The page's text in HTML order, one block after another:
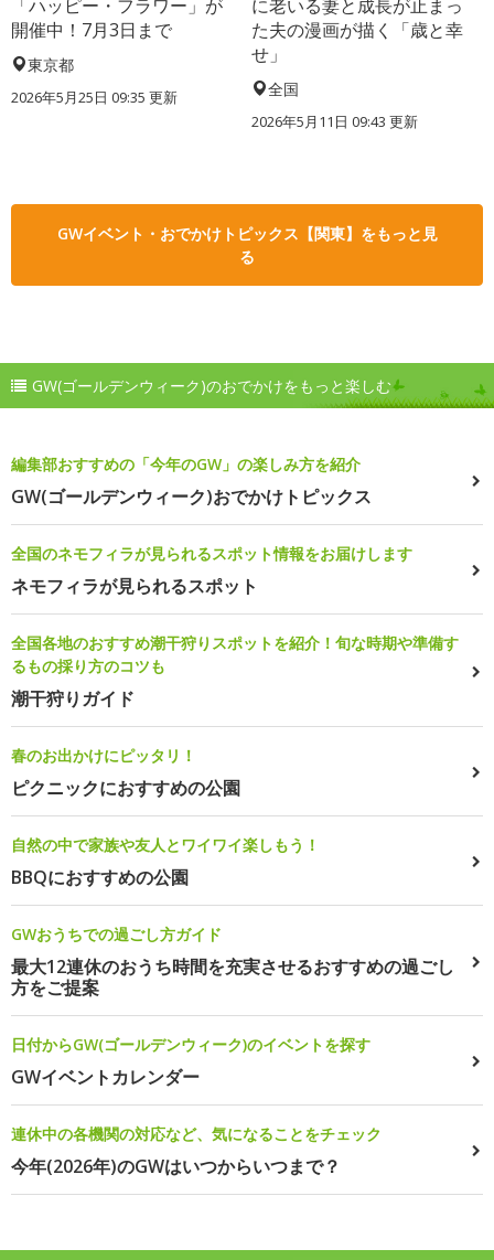
「ハッピー・フラワー」が
開催中！7月3日まで
東京都
2026年5月25日 09:35 更新
に老いる妻と成長が止まっ
た夫の漫画が描く「歳と幸
せ」
全国
2026年5月11日 09:43 更新
GWイベント・おでかけトピックス【関東】をもっと見
る
GW(ゴールデンウィーク)のおでかけをもっと楽しむ
編集部おすすめの「今年のGW」の楽しみ方を紹介
GW(ゴールデンウィーク)おでかけトピックス
全国のネモフィラが見られるスポット情報をお届けします
ネモフィラが見られるスポット
全国各地のおすすめ潮干狩りスポットを紹介！旬な時期や準備す
るもの採り方のコツも
潮干狩りガイド
春のお出かけにピッタリ！
ピクニックにおすすめの公園
自然の中で家族や友人とワイワイ楽しもう！
BBQにおすすめの公園
GWおうちでの過ごし方ガイド
最大12連休のおうち時間を充実させるおすすめの過ごし
方をご提案
日付からGW(ゴールデンウィーク)のイベントを探す
GWイベントカレンダー
連休中の各機関の対応など、気になることをチェック
今年(2026年)のGWはいつからいつまで？